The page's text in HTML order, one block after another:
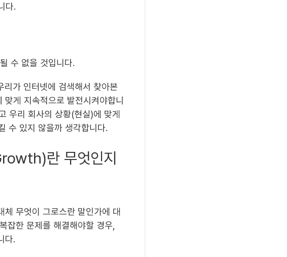
다.
수 없을 것입니다.
가 인터넷에 검색해서 찾아본
게 지속적으로 발전시켜야합니
우리 회사의 상황(현실)에 맞게
수 있지 않을까 생각합니다.
란 무엇인지
무엇이 그로스란 말인가에 대
잡한 문제를 해결해야할 경우,
다.